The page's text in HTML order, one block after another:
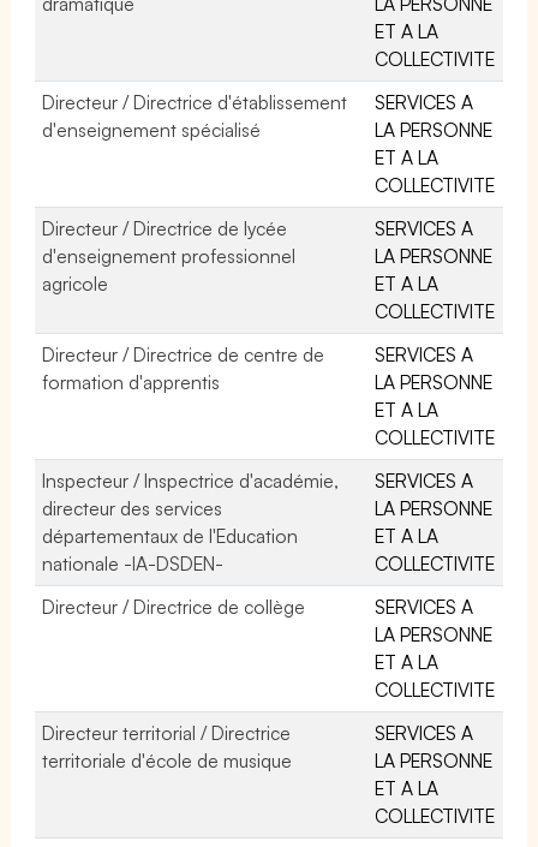
ET A LA
COLLECTIVITE
Directeur / Directrice d'établissement
d'enseignement spécialisé
SERVICES A
LA PERSONNE
ET A LA
COLLECTIVITE
Directeur / Directrice de lycée
d'enseignement professionnel
agricole
SERVICES A
LA PERSONNE
ET A LA
COLLECTIVITE
Directeur / Directrice de centre de
formation d'apprentis
SERVICES A
LA PERSONNE
ET A LA
COLLECTIVITE
Inspecteur / Inspectrice d'académie,
directeur des services
départementaux de l'Education
nationale -IA-DSDEN-
SERVICES A
LA PERSONNE
ET A LA
COLLECTIVITE
Directeur / Directrice de collège
SERVICES A
LA PERSONNE
ET A LA
COLLECTIVITE
Directeur territorial / Directrice
territoriale d'école de musique
SERVICES A
LA PERSONNE
ET A LA
COLLECTIVITE